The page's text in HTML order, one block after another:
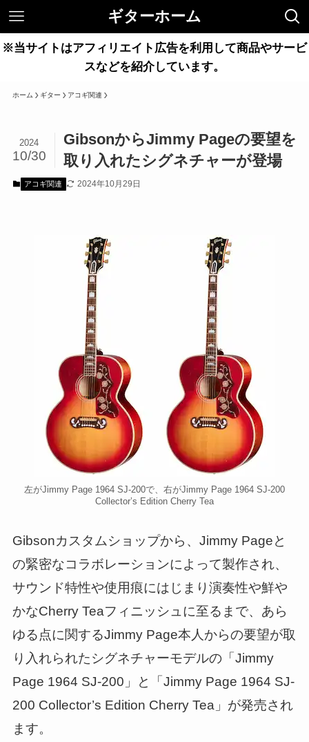
ギターホーム
※当サイトはアフィリエイト広告を利用して商品やサービ
スなどを紹介しています。
ホーム ギター アコギ関連
GibsonからJimmy Pageの要望を
取り入れたシグネチャーが登場
2024
10/30
アコギ関連 2024年10月29日
左がJimmy Page 1964 SJ-200で、右がJimmy Page 1964 SJ-200
Collector’s Edition Cherry Tea
Gibsonカスタムショップから、Jimmy Pageと
の緊密なコラボレーションによって製作され、
サウンド特性や使用痕にはじまり演奏性や鮮や
かなCherry Teaフィニッシュに至るまで、あら
ゆる点に関するJimmy Page本人からの要望が取
り入れられたシグネチャーモデルの「Jimmy
Page 1964 SJ-200」と「Jimmy Page 1964 SJ-
200 Collector’s Edition Cherry Tea」が発売され
ます。